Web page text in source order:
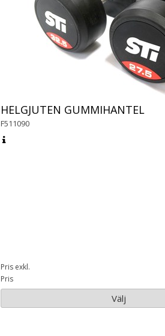
HELGJUTEN GUMMIHANTEL
F511090
Pris exkl.
Pris
Välj